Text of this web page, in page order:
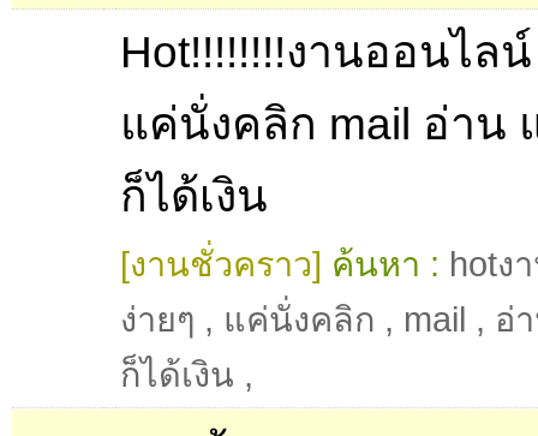
Hot!!!!!!!!งานออนไล
แค่นั่งคลิก mail อ่าน
ก็ได้เงิน
[งานชั่วคราว] ค้นหา : hotง
ง่ายๆ , แค่นั่งคลิก , mail , อ่
ก็ได้เงิน ,